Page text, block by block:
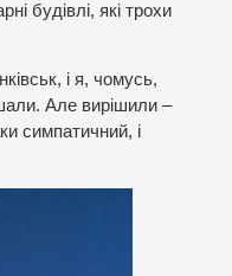
будівлі, які трохи
і я, чомусь,
Але вирішили –
симпатичний, і